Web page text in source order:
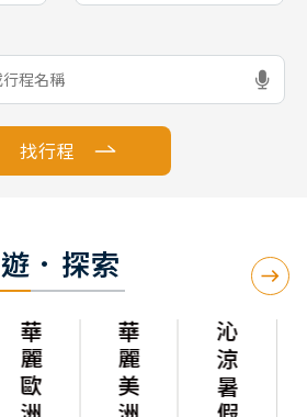
找行程
遊．探索